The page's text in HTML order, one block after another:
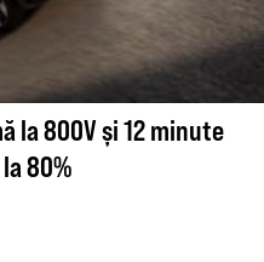
la 800V și 12 minute
80%